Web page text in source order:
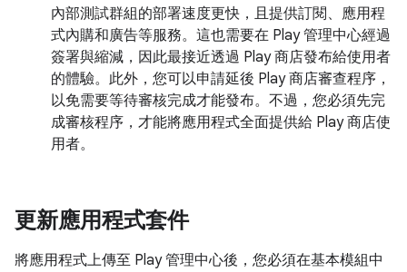
內部測試群組的部署速度更快，且提供訂閱、應用程
式內購和廣告等服務。這也需要在 Play 管理中心經過
簽署與縮減，因此最接近透過 Play 商店發布給使用者
的體驗。此外，您可以申請延後 Play 商店審查程序，
以免需要等待審核完成才能發布。不過，您必須先完
成審核程序，才能將應用程式全面提供給 Play 商店使
用者。
更新應用程式套件
將應用程式上傳至 Play 管理中心後，您必須在基本模組中